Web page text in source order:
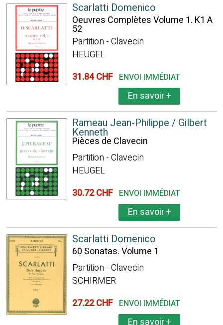
Scarlatti Domenico
Oeuvres Complètes Volume 1. K1 A
52
Partition - Clavecin
HEUGEL
31.84 CHF ENVOI IMMÉDIAT
En savoir+
Rameau Jean-Philippe / Gilbert
Kenneth
Pièces de Clavecin
Partition - Clavecin
HEUGEL
30.72 CHF ENVOI IMMÉDIAT
En savoir+
Scarlatti Domenico
60 Sonatas. Volume 1
Partition - Clavecin
SCHIRMER
27.22 CHF ENVOI IMMÉDIAT
En savoir+